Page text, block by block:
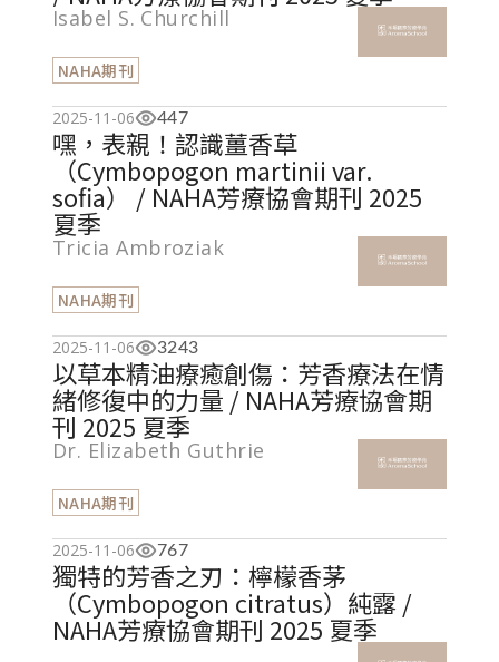
Isabel S. Churchill
NAHA期刊
2025-11-06 447
嘿，表親！認識薑香草
（Cymbopogon martinii var.
sofia） / NAHA芳療協會期刊 2025
夏季
Tricia Ambroziak
NAHA期刊
2025-11-06 3243
以草本精油療癒創傷：芳香療法在情
緒修復中的力量 / NAHA芳療協會期
刊 2025 夏季
Dr. Elizabeth Guthrie
NAHA期刊
2025-11-06 767
獨特的芳香之刃：檸檬香茅
（Cymbopogon citratus）純露 /
NAHA芳療協會期刊 2025 夏季